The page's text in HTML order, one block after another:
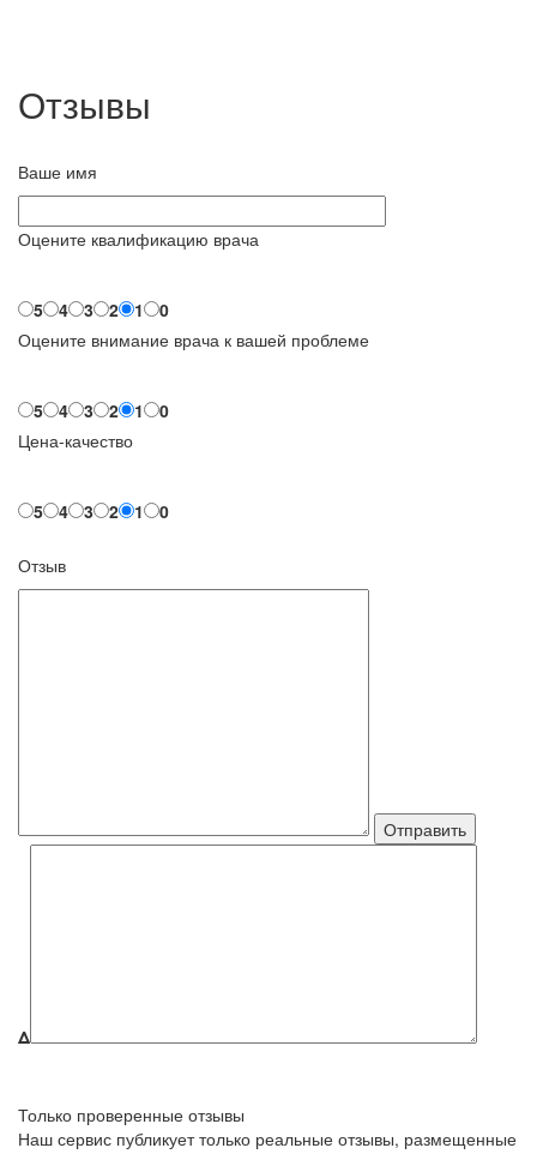
Отзывы
Ваше имя
Оцените квалификацию врача
5 4 3 2 1
0
Оцените внимание врача к вашей проблеме
5 4 3 2 1
0
Цена-качество
5 4 3 2 1 0
Отзыв
Δ
Только проверенные отзывы
Наш сервис публикует только реальные отзывы, размещенные